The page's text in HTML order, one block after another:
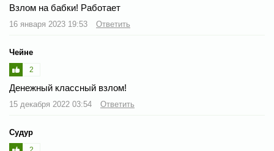
Взлом на бабки! Работает
16 января 2023 19:53 Ответить
Чейне
2
Денежный классный взлом!
15 декабря 2022 03:54 Ответить
Судур